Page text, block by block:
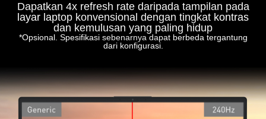
Dapatkan 4x refresh rate daripada tampilan pada
layar laptop konvensional dengan tingkat kontras
dan kemulusan yang paling hidup
*Opsional. Spesifikasi sebenarnya dapat berbeda tergantung
dari konfigurasi.